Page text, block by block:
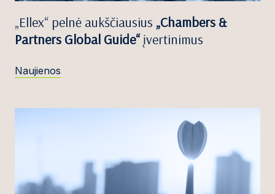
„Ellex“ pelnė aukščiausius „Chambers &
Partners Global Guide“įvertinimus
Naujienos